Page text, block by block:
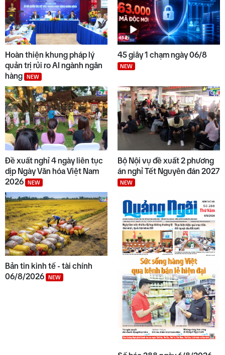
Hoàn thiện khung pháp lý
quản trị rủi ro AI ngành ngân
hàng
NEW
45 giây 1 chạm ngày 06/8
NEW
Đề xuất nghỉ 4 ngày liên tục
dịp Ngày Văn hóa Việt Nam
2026
NEW
Bộ Nội vụ đề xuất 2 phương
án nghỉ Tết Nguyên đán 2027
NEW
Bản tin kinh tế - tài chính
06/8/2026
NEW